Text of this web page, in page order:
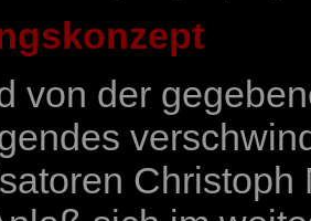
von der